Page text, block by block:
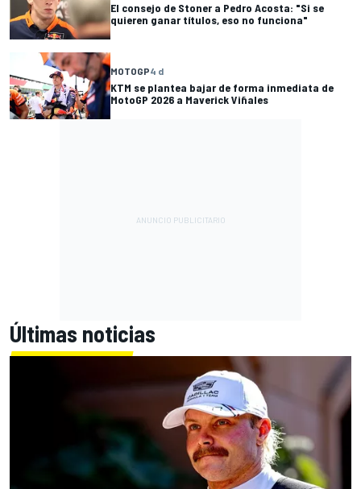
El consejo de Stoner a Pedro Acosta: "Si se
quieren ganar títulos, eso no funciona"
MOTOGP4 d
KTM se plantea bajar de forma inmediata de
MotoGP 2026 a Maverick Viñales
Últimas noticias